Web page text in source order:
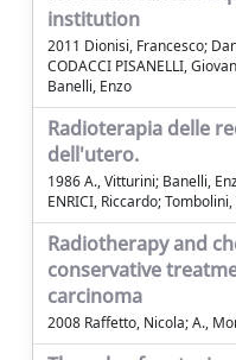
institution
2011 Dionisi, Francesco;
CODACCI PISANELLI,
Banelli, Enzo
Radioterapia delle
dell'utero.
1986 A., Vitturini; Banelli,
ENRICI, Riccardo;
Radiotherapy and
conservative
carcinoma
2008 Raffetto, Nicola; A.,